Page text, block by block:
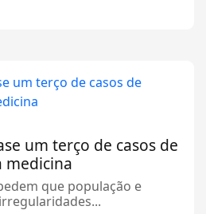
um terço de casos de
medicina
que população e